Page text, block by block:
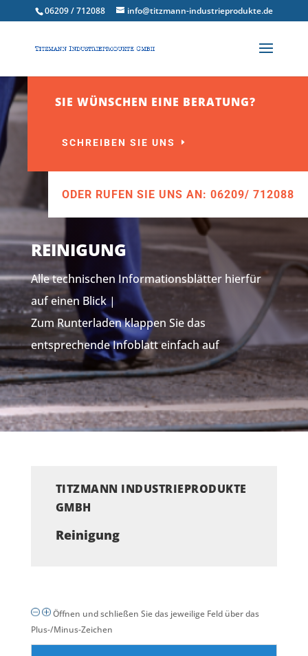
06209 / 712088 info@titzmann-industrieprodukte.de
SIE WÜNSCHEN EINE BERATUNG?
SCHREIBEN SIE UNS
ODER RUFEN SIE UNS AN: 06209/ 712088
REINIGUNG
Alle technischen Informationsblätter hierfür
auf einen Blick |
Zum Runterladen klappen Sie das
entsprechende Infoblatt einfach auf
TITZMANN INDUSTRIEPRODUKTE
GMBH
Reinigung
Öffnen und schließen Sie das jeweilige Feld über das
Plus-/Minus-Zeichen